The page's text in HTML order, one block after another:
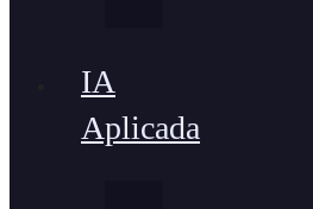
IA
Aplicada